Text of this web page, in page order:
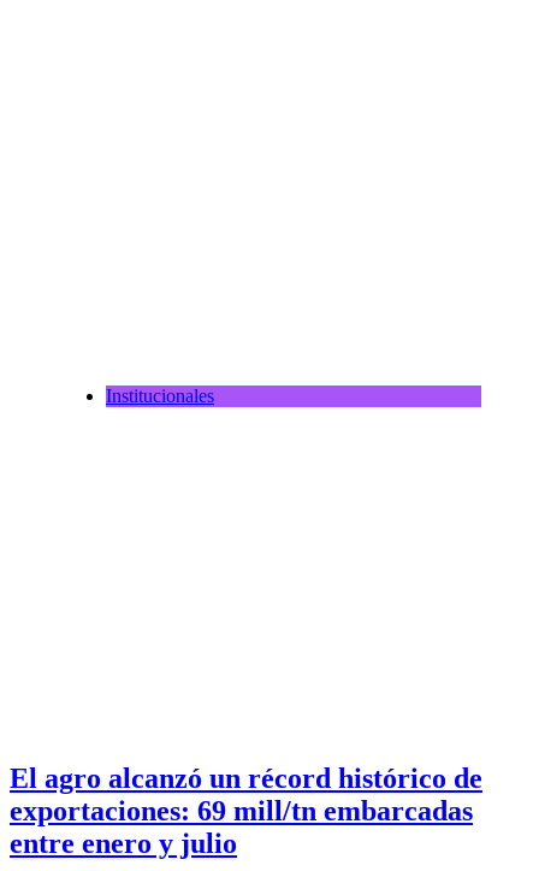
Institucionales
El agro alcanzó un récord histórico de
exportaciones: 69 mill/tn embarcadas
entre enero y julio